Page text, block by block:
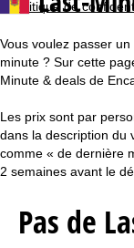
politique de
e
c
Vous voulez passer
minute ? Sur cette
Minute & deals de
Les prix sont par
dans la description du
comme « de dernière
2 semaines avant le
Pas de